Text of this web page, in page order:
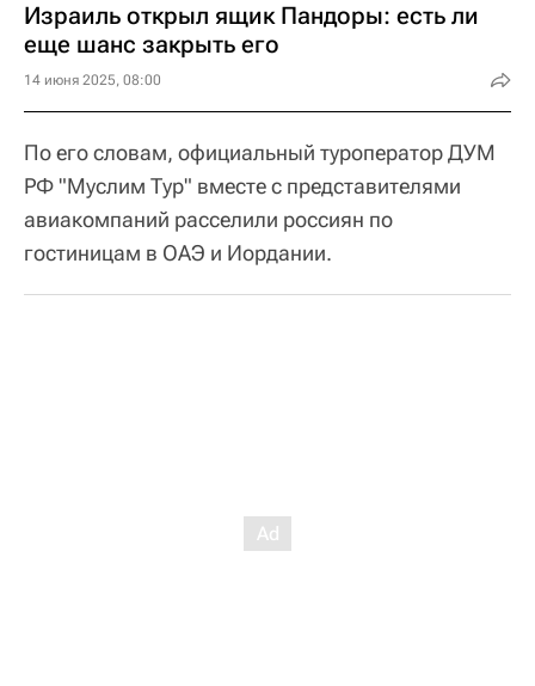
Израиль открыл ящик Пандоры: есть ли
еще шанс закрыть его
14 июня 2025, 08:00
По его словам, официальный туроператор ДУМ
РФ "Муслим Тур" вместе с представителями
авиакомпаний расселили россиян по
гостиницам в ОАЭ и Иордании.